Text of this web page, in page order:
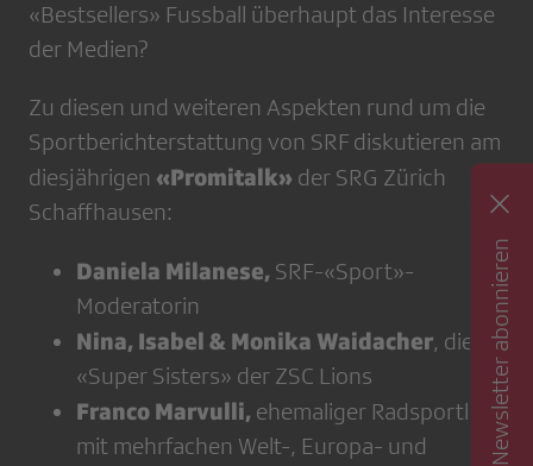
«Bestsellers» Fussball überhaupt das Interesse
der Medien?
Zu diesen und weiteren Aspekten rund um die
Sportberichterstattung von SRF diskutieren am
diesjährigen «Promitalk» der SRG Zürich
Schaffhausen:
Daniela Milanese, SRF-«Sport»-
Moderatorin
Nina, Isabel & Monika Waidacher, die
«Super Sisters» der ZSC Lions
Franco Marvulli, ehemaliger Radsportler
mit mehrfachen Welt-, Europa- und
Newsletter abonnieren